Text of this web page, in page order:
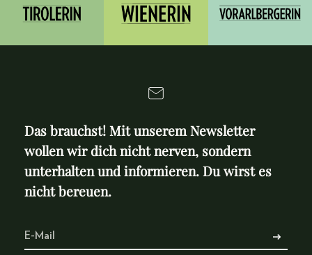
Das brauchst! Mit unserem Newsletter
wollen wir dich nicht nerven, sondern
unterhalten und informieren. Du wirst es
nicht bereuen.